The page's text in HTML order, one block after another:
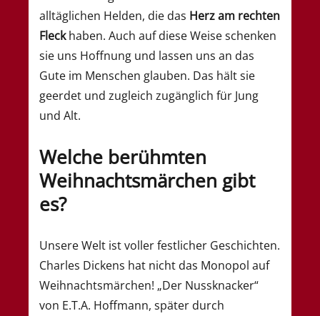
alltäglichen Helden, die das Herz am rechten
Fleckhaben. Auch auf diese Weise schenken
sie uns Hoffnung und lassen uns an das
Gute im Menschen glauben. Das hält sie
geerdet und zugleich zugänglich für Jung
und Alt.
Welche berühmten
Weihnachtsmärchen gibt
es?
Unsere Welt ist voller festlicher Geschichten.
Charles Dickens hat nicht das Monopol auf
Weihnachtsmärchen! „Der Nussknacker“
von E.T.A. Hoffmann, später durch